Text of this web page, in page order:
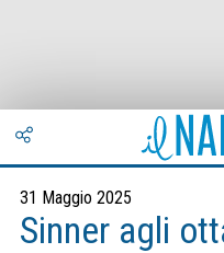
31 Maggio 2025
Sinner agli